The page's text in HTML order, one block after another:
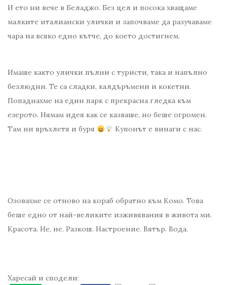
И ето ни вече в Беладжо. Без цел и посока хващаме
малките италиански улички и започваме да разучаваме
чара на всяко едно кътче, до което достигнем.
Имаше както улички пълни с туристи, така и напълно
безлюдни. Те са сладки, калдъръмени и кокетни.
Попаднахме на един парк с прекрасна гледка към
езерото. Нямам идея как се казваше, но беше огромен.
Там ни връхлетя и буря
Купонът е винаги с нас.
Озовахме се отново на кораб обратно към Комо. Това
беше едно от най-великите изживявания в живота ми.
Красота. Не, не. Разкош. Настроение. Вятър. Вода.
Харесай и сподели: